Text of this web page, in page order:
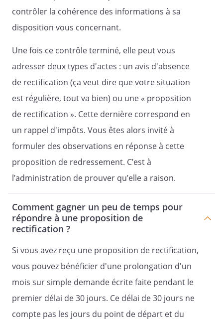
contrôler la cohérence des informations à sa
disposition vous concernant.
Une fois ce contrôle terminé, elle peut vous
adresser deux types d'actes : un avis d'absence
de rectification (ça veut dire que votre situation
est régulière, tout va bien) ou une « proposition
de rectification ». Cette dernière correspond en
un rappel d'impôts. Vous êtes alors invité à
formuler des observations en réponse à cette
proposition de redressement. C’est à
l’administration de prouver qu’elle a raison.
Comment gagner un peu de temps pour
répondre à une proposition de
rectification ?
Si vous avez reçu une proposition de rectification,
vous pouvez bénéficier d'une prolongation d'un
mois sur simple demande écrite faite pendant le
premier délai de 30 jours. Ce délai de 30 jours ne
compte pas les jours du point de départ et du